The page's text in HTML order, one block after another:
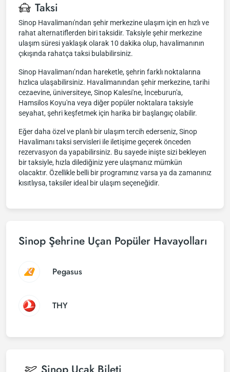
Taksi
Sinop Havalimanı'ndan şehir merkezine ulaşım için en hızlı ve
rahat alternatiflerden biri taksidir. Taksiyle şehir merkezine
ulaşım süresi yaklaşık olarak 10 dakika olup, havalimanının
çıkışında rahatça taksi bulabilirsiniz.
Sinop Havalimanı’ndan hareketle, şehrin farklı noktalarına
hızlıca ulaşabilirsiniz. Havalimanından şehir merkezine, tarihi
cezaevine, üniversiteye, Sinop Kalesi'ne, İnceburun'a,
Hamsilos Koyu'na veya diğer popüler noktalara taksiyle
seyahat, şehri keşfetmek için harika bir başlangıç olabilir.
Eğer daha özel ve planlı bir ulaşım tercih ederseniz, Sinop
Havalimanı taksi servisleri ile iletişime geçerek önceden
rezervasyon da yapabilirsiniz. Bu sayede inişte sizi bekleyen
bir taksiyle, hızla dilediğiniz yere ulaşmanız mümkün
olacaktır. Özellikle belli bir programınız varsa ya da zamanınız
kısıtlıysa, taksiler ideal bir ulaşım seçeneğidir.
Sinop Şehrine Uçan Popüler Havayolları
Pegasus
THY